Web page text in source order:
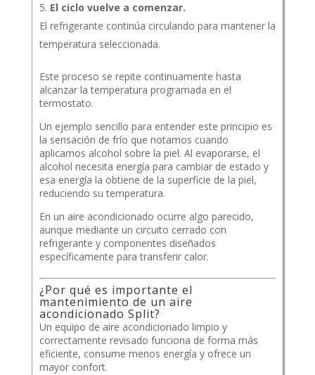
El ciclo vuelve a comenzar.
El refrigerante continúa circulando para mantener la
temperatura seleccionada.
Este proceso se repite continuamente hasta
alcanzar la temperatura programada en el
termostato.
Un ejemplo sencillo para entender este principio es
la sensación de frío que notamos cuando
aplicamos alcohol sobre la piel. Al evaporarse, el
alcohol necesita energía para cambiar de estado y
esa energía la obtiene de la superficie de la piel,
reduciendo su temperatura.
En un aire acondicionado ocurre algo parecido,
aunque mediante un circuito cerrado con
refrigerante y componentes diseñados
específicamente para transferir calor.
¿Por qué es importante el
mantenimiento de un aire
acondicionado Split?
Un equipo de aire acondicionado limpio y
correctamente revisado funciona de forma más
eficiente, consume menos energía y ofrece un
mayor confort.